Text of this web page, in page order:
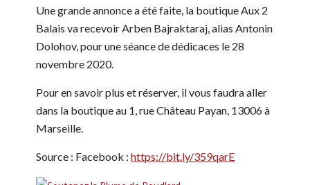
Une grande annonce a été faite, la boutique Aux 2
Balais va recevoir Arben Bajraktaraj, alias Antonin
Dolohov, pour une séance de dédicaces le 28
novembre 2020.
Pour en savoir plus et réserver, il vous faudra aller
dans la boutique au 1, rue Château Payan, 13006 à
Marseille.
Source : Facebook : https://bit.ly/359qarE